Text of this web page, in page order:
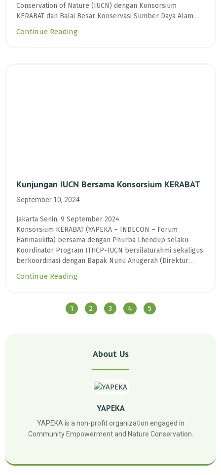
Conservation of Nature (IUCN) dengan Konsorsium
KERABAT dan Balai Besar Konservasi Sumber Daya Alam
Integrated Tiger Habitat Conservation Programme* (ITHCP)
Continue Reading
Kunjungan IUCN Bersama Konsorsium KERABAT
September 10, 2024
Jakarta Senin, 9 September 2024
Konsorsium KERABAT (YAPEKA – INDECON – Forum
Harimaukita) bersama dengan Phurba Lhendup selaku
Koordinator Program ITHCP-IUCN bersilaturahmi sekaligus
berkoordinasi dengan Bapak Nunu Anugerah (Direktur
Genetik/KKHSG-Ditjen. KSDAE, KLHK.
Continue Reading
1 2 3 4 5
About Us
YAPEKA
YAPEKA is a non-profit organization engaged in
Community Empowerment and Nature Conservation.